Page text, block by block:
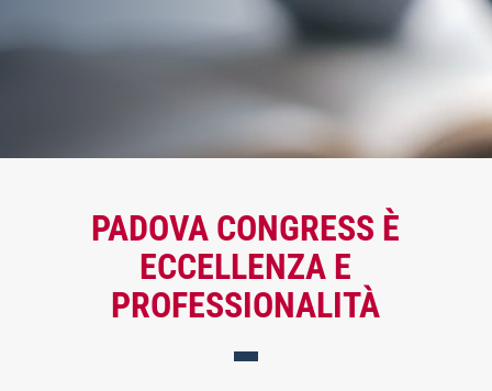
PADOVA CONGRESS È
ECCELLENZA E
PROFESSIONALITÀ